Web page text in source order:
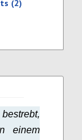
(2)
einem